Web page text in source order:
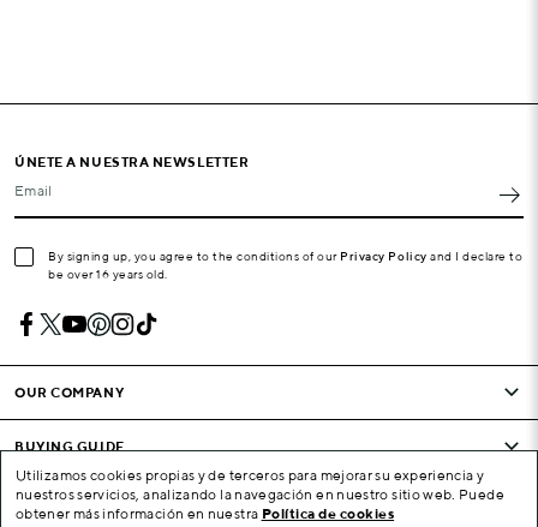
ÚNETE A NUESTRA NEWSLETTER
Email
By signing up, you agree to the conditions of our Privacy Policy and I declare to
be over 16 years old.
OUR COMPANY
BUYING GUIDE
CONDITIONS AND COMPANY
Utilizamos cookies propias y de terceros para mejorar su experiencia y
nuestros servicios, analizando la navegación en nuestro sitio web. Puede
obtener más información en nuestra Política de cookies